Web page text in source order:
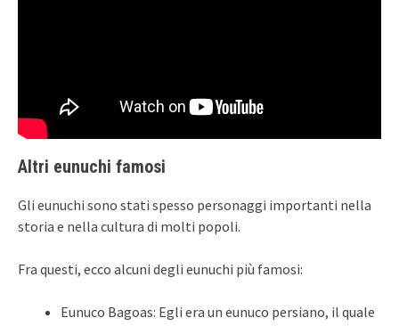
Altri eunuchi famosi
Gli eunuchi sono stati spesso personaggi importanti nella
storia e nella cultura di molti popoli.
Fra questi, ecco alcuni degli eunuchi più famosi:
Eunuco Bagoas: Egli era un eunuco persiano, il quale